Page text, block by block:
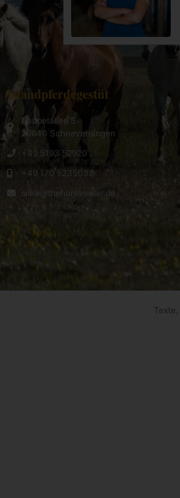
Islandpferdegestüt
Pappelallee 5
29640 Schneverdingen
+49 5193 52920
+49 170 5235038
silke@thehorseseller.de